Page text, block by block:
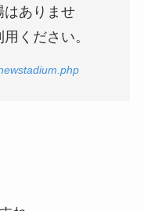
ありませ
ください。